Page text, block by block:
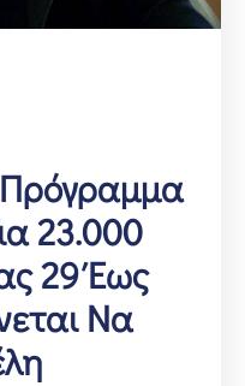
23.000
29 Έως
Να